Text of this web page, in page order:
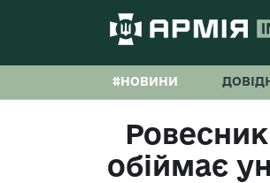
#НОВИНИ
обіймає